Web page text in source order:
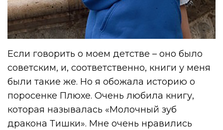
Если говорить о моем детстве – оно было
советским, и, соответственно, книги у меня
были такие же. Но я обожала историю о
поросенке Плюхе. Очень любила книгу,
которая называлась «Молочный зуб
дракона Тишки». Мне очень нравились